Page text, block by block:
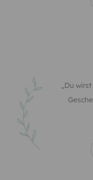
Du